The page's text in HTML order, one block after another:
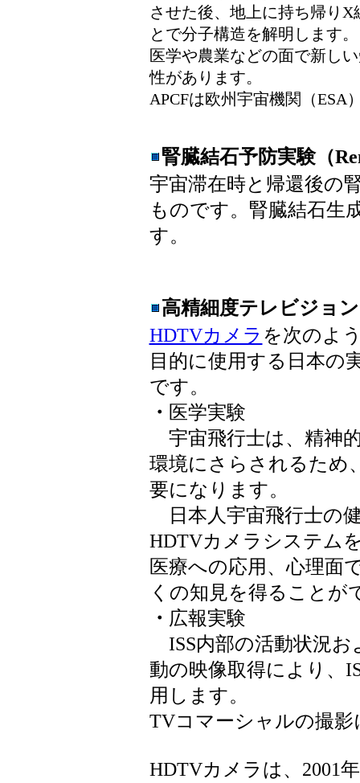
させた後、地上に持ち帰り
とで分子構造を解明します。
医学や農業などの面で新し
性があります。
APCFは欧州宇宙機関（ESA
腎臓結石予防実験（
宇宙滞在時と帰還後の
ものです。腎臓結石生
す。
高精細度テレビジョ
HDTVカメラ を次のよ
目的に使用する日本の
です。
・ 医学実験
宇宙飛行士は、精神
環境にさらされるため
要になります。
日本人宇宙飛行士の
HDTVカメラシステム
医療への応用、心理面
くの知見を得ることが
・ 広報実験
ISS内部の活動状況お
動の映像取得により、
用します。
TVコマーシャルの撮
HDTVカメラは、2001